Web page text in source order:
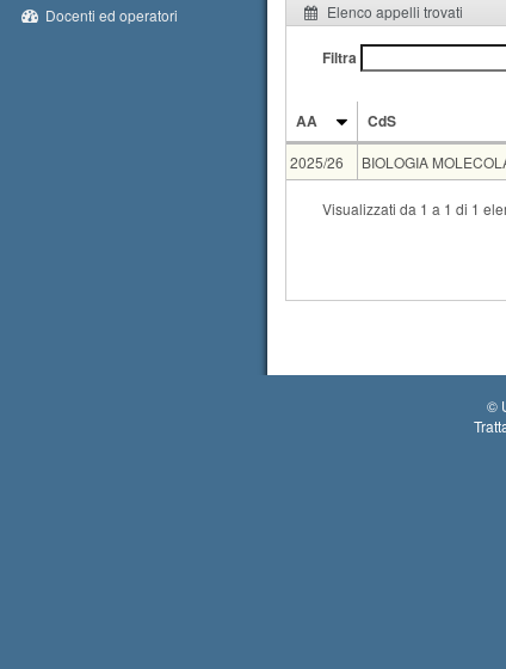
Docenti ed operatori Elenco appelli trovati
Filtra
AA CdS
AA
CdS
2025/26 BIOLOGIA
Condivisione
Visualizzati da 1 a 1 di 1
©